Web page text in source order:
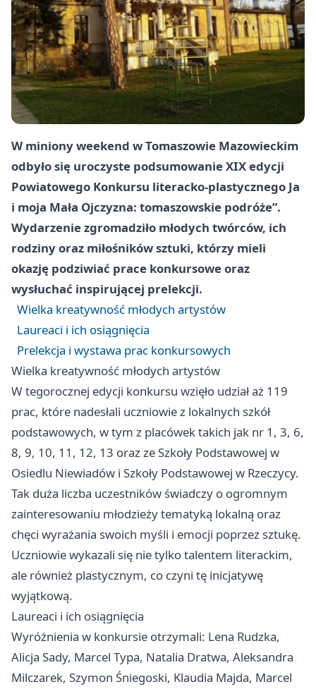
W miniony weekend w Tomaszowie Mazowieckim
odbyło się uroczyste podsumowanie XIX edycji
Powiatowego Konkursu literacko-plastycznego Ja
i moja Mała Ojczyzna: tomaszowskie podróże”.
Wydarzenie zgromadziło młodych twórców, ich
rodziny oraz miłośników sztuki, którzy mieli
okazję podziwiać prace konkursowe oraz
wysłuchać inspirującej prelekcji.
Wielka kreatywność młodych artystów
Laureaci i ich osiągnięcia
Prelekcja i wystawa prac konkursowych
Wielka kreatywność młodych artystów
W tegorocznej edycji konkursu wzięło udział aż 119
prac, które nadesłali uczniowie z lokalnych szkół
podstawowych, w tym z placówek takich jak nr 1, 3, 6,
8, 9, 10, 11, 12, 13 oraz ze Szkoły Podstawowej w
Osiedlu Niewiadów i Szkoły Podstawowej w Rzeczycy.
Tak duża liczba uczestników świadczy o ogromnym
zainteresowaniu młodzieży tematyką lokalną oraz
chęci wyrażania swoich myśli i emocji poprzez sztukę.
Uczniowie wykazali się nie tylko talentem literackim,
ale również plastycznym, co czyni tę inicjatywę
wyjątkową.
Laureaci i ich osiągnięcia
Wyróżnienia w konkursie otrzymali: Lena Rudzka,
Alicja Sady, Marcel Typa, Natalia Dratwa, Aleksandra
Milczarek, Szymon Śniegoski, Klaudia Majda, Marcel